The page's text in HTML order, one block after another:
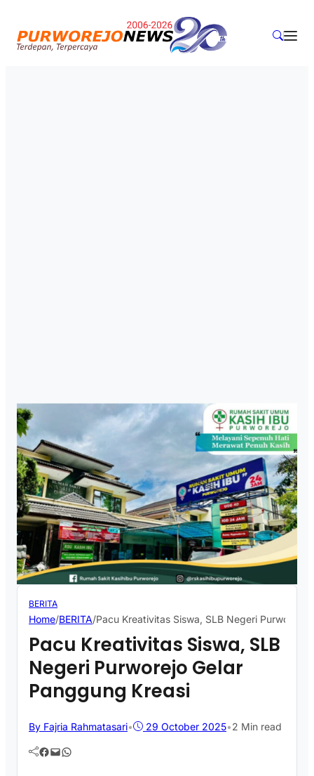
BERITA
Home/BERITA/Pacu Kreativitas Siswa, SLB Negeri Purworejo
Pacu Kreativitas Siswa, SLB
Negeri Purworejo Gelar
Panggung Kreasi
By Fajria Rahmatasari• 29 October 2025•2 Min read
Facebook Mail WhatsApp